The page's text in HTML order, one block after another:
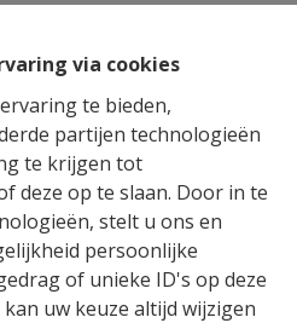
via cookies
te bieden,
partijen technologieën
te krijgen tot
deze op te slaan. Door in te
stelt u ons en
persoonlijke
of unieke ID's op deze
uw keuze altijd wijzigen
Te huur